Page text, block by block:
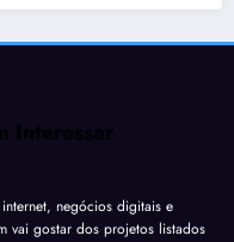
Interessar
negócios digitais e
vai gostar dos projetos listados